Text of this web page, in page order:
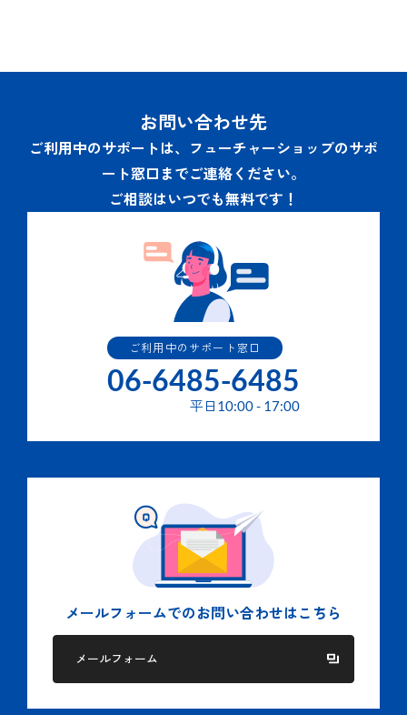
お問い合わせ先
ご利用中のサポートは、フューチャーショップのサポ
ート窓口までご連絡ください。
ご相談はいつでも無料です！
ご利用中のサポート窓口
06-6485-6485
平日 10:00- 17:00
メールフォームでの お問い合わせはこちら
メールフォーム